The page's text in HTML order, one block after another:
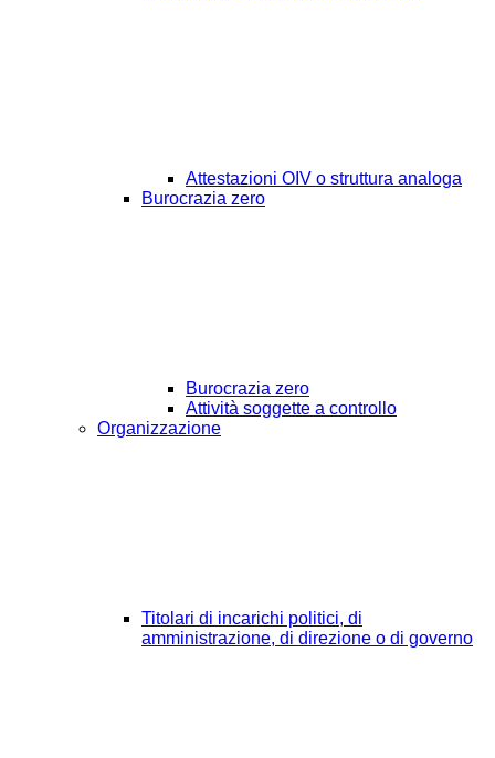
Attestazioni OIV o struttura analoga
Burocrazia zero
Burocrazia zero
Attività soggette a controllo
Organizzazione
Titolari di incarichi politici, di
amministrazione, di direzione o di governo